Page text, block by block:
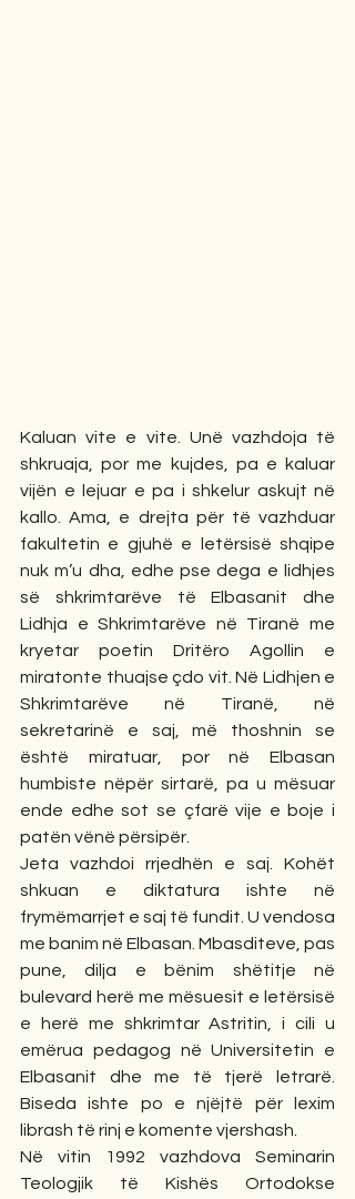
Kaluan vite e vite. Unë vazhdoja të
shkruaja, por me kujdes, pa e kaluar
vijën e lejuar e pa i shkelur askujt në
kallo. Ama, e drejta për të vazhduar
fakultetin e gjuhë e letërsisë shqipe
nuk m’u dha, edhe pse dega e lidhjes
së shkrimtarëve të Elbasanit dhe
Lidhja e Shkrimtarëve në Tiranë me
kryetar poetin Dritëro Agollin e
miratonte thuajse çdo vit. Në Lidhjen e
Shkrimtarëve në Tiranë, në
sekretarinë e saj, më thoshnin se
është miratuar, por në Elbasan
humbiste nëpër sirtarë, pa u mësuar
ende edhe sot se çfarë vije e boje i
patën vënë përsipër.
Jeta vazhdoi rrjedhën e saj. Kohët
shkuan e diktatura ishte në
frymëmarrjet e saj të fundit. U vendosa
me banim në Elbasan. Mbasditeve, pas
pune, dilja e bënim shëtitje në
bulevard herë me mësuesit e letërsisë
e herë me shkrimtar Astritin, i cili u
emërua pedagog në Universitetin e
Elbasanit dhe me të tjerë letrarë.
Biseda ishte po e njëjtë për lexim
librash të rinj e komente vjershash.
Në vitin 1992 vazhdova Seminarin
Teologjik të Kishës Ortodokse